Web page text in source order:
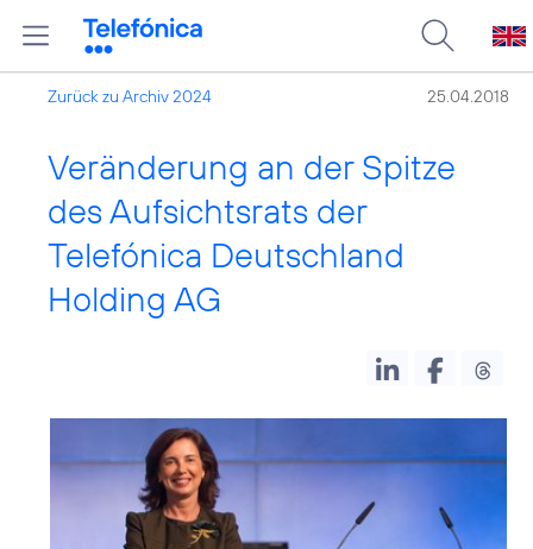
Zurück zu Archiv 2024 25.04.2018
Veränderung an der Spitze
des Aufsichtsrats der
Telefónica Deutschland
Holding AG